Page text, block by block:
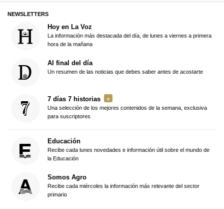
NEWSLETTERS
Hoy en La Voz
La información más destacada del día, de lunes a viernes a primera
hora de la mañana
Al final del día
Un resumen de las noticias que debes saber antes de acostarte
7 días 7 historias
Una selección de los mejores contenidos de la semana, exclusiva
para suscriptores
Educación
Recibe cada lunes novedades e información útil sobre el mundo de
la Educación
Somos Agro
Recibe cada miércoles la información más relevante del sector
primario